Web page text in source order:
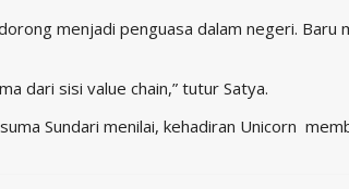
menjadi penguasa dalam negeri.
dari sisi value chain,” tutur Satya.
Sundari menilai, kehadiran Unicorn